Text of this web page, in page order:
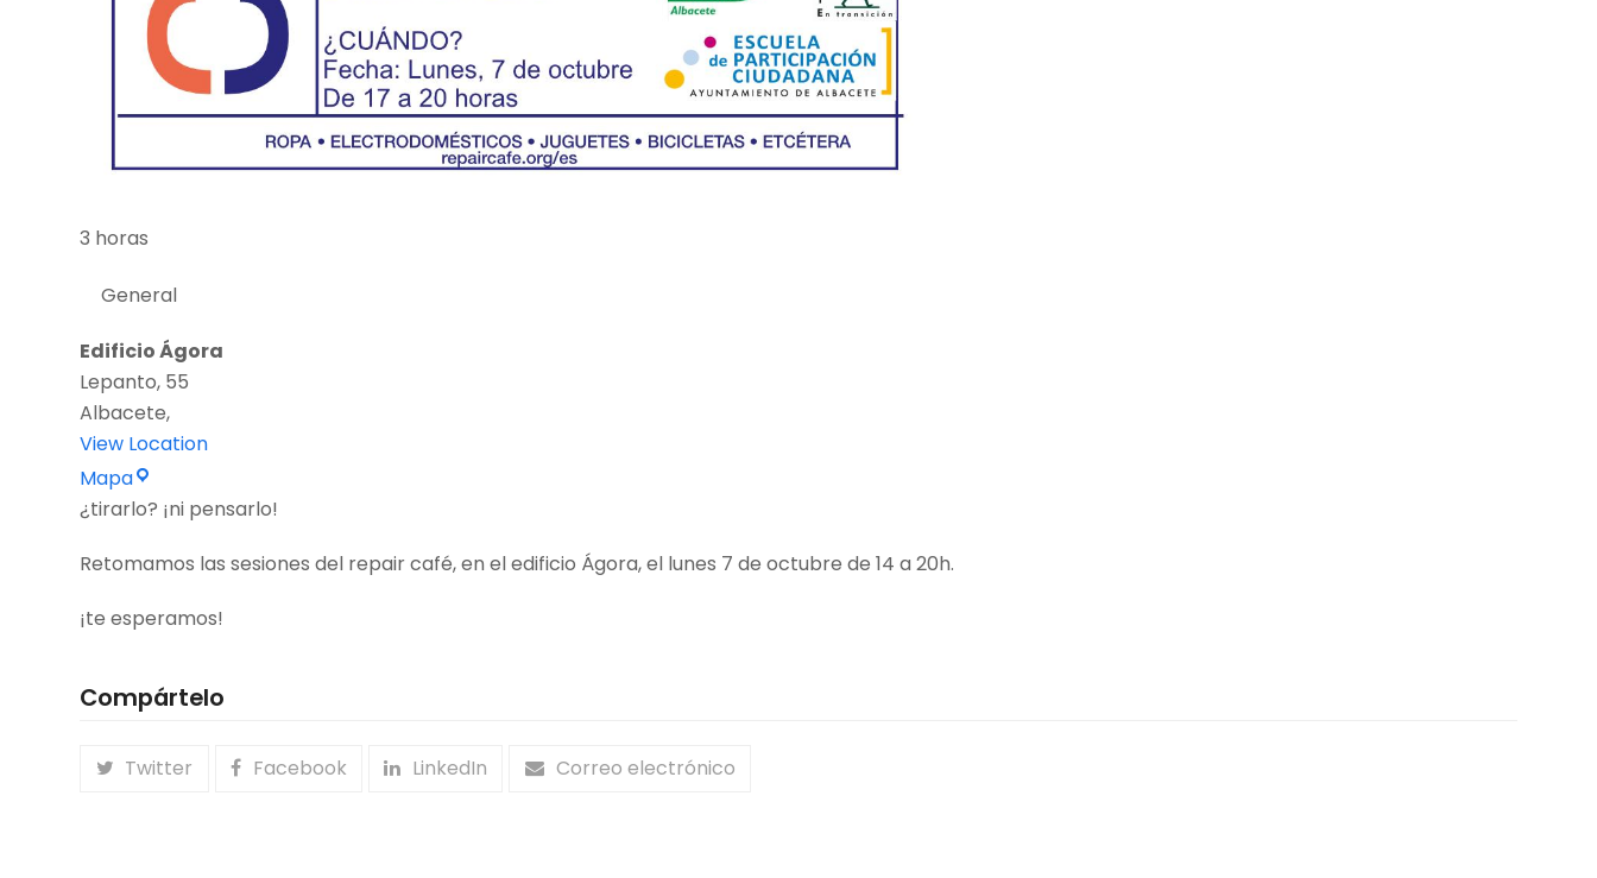
3 horas
General
Edificio Ágora
Lepanto, 55
Albacete,
View Location
MapaEdificio
Ágora
¿tirarlo? ¡ni pensarlo!
Retomamos las sesiones del repair café, en el edificio Ágora, el lunes 7 de octubre de 14 a 20h.
¡te esperamos!
Compártelo
Twitter Facebook LinkedIn Correo electrónico